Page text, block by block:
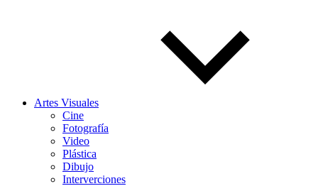
Artes Visuales
Cine
Fotografía
Video
Plástica
Dibujo
Interverciones